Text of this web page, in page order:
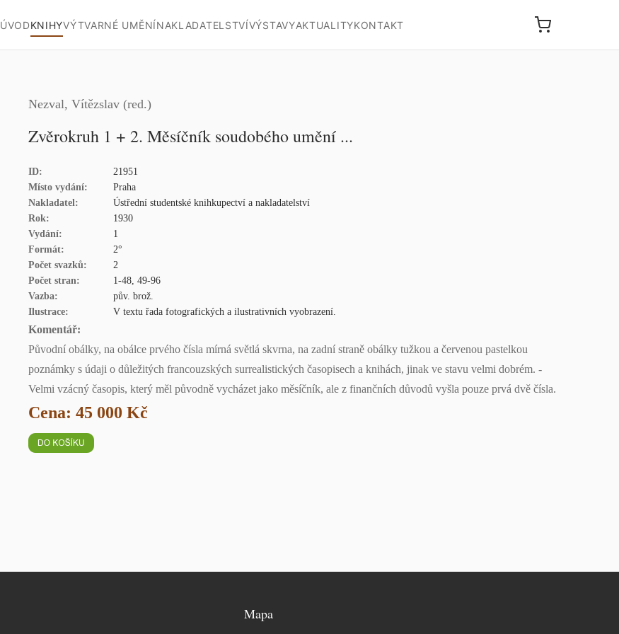
ÚVODKNIHYVÝTVARNÉ UMĚNÍNAKLADATELSTVÍVÝSTAVYAKTUALITYKONTAKT
Nezval, Vítězslav (red.)
Zvěrokruh 1 + 2. Měsíčník soudobého umění ...
ID:
21951
Místo vydání:
Praha
Nakladatel:
Ústřední studentské knihkupectví a nakladatelství
Rok:
1930
Vydání:
1
Formát:
2°
Počet svazků:
2
Počet stran:
1-48, 49-96
Vazba:
pův. brož.
Ilustrace:
V textu řada fotografických a ilustrativních vyobrazení.
Komentář:
Původní obálky, na obálce prvého čísla mírná světlá skvrna, na zadní straně obálky tužkou a červenou pastelkou
poznámky s údaji o důležitých francouzských surrealistických časopisech a knihách, jinak ve stavu velmi dobrém. -
Velmi vzácný časopis, který měl původně vycházet jako měsíčník, ale z finančních důvodů vyšla pouze prvá dvě čísla.
Cena: 45 000 Kč
Mapa